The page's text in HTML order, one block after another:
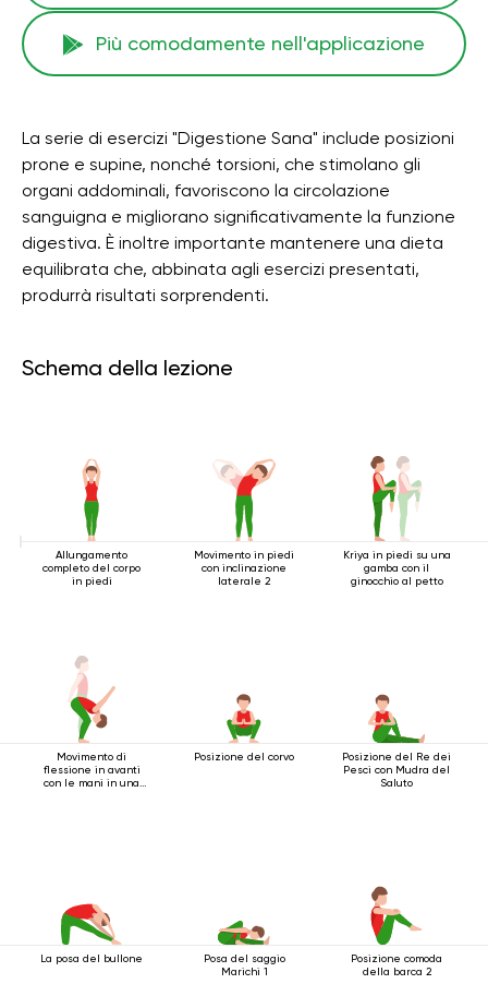
Più comodamente nell'applicazione
La serie di esercizi "Digestione Sana" include posizioni
prone e supine, nonché torsioni, che stimolano gli
organi addominali, favoriscono la circolazione
sanguigna e migliorano significativamente la funzione
digestiva. È inoltre importante mantenere una dieta
equilibrata che, abbinata agli esercizi presentati,
produrrà risultati sorprendenti.
Schema della lezione
Allungamento
completo del corpo
in piedi
Movimento in piedi
con inclinazione
laterale 2
Kriya in piedi su una
gamba con il
ginocchio al petto
Movimento di
flessione in avanti
con le mani in una
Posizione del corvo
Posizione del Re dei
Pesci con Mudra del
Saluto
La posa del bullone
Posa del saggio
Marichi 1
Posizione comoda
della barca 2